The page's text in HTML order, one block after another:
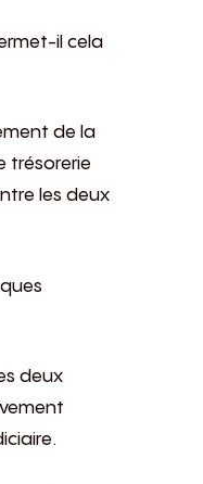
il cela
de la
trésorerie
les deux
deux